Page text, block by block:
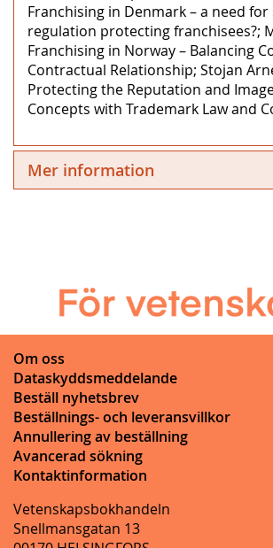
Franchising in Denmark – a need for
regulation protecting franchisees?;
Franchising in Norway – Balancing
Contractual Relationship; Stojan
Protecting the Reputation and
Concepts with Trademark Law and
Mer information
Om oss
Dataskyddsmeddelande
Beställ nyhetsbrev
Beställnings- och leveransvillkor
Annullering av beställning
Avancerad sökning
Kontaktinformation
Vetenskapsbokhandeln
Snellmansgatan 13